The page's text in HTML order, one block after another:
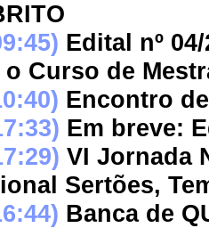
Edital nº
Curso de
Encontro
Em breve:
VI Jornada
Sertões,
Banca de